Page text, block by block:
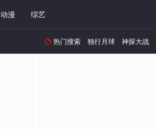
动漫 综艺
 热门搜索 独行月球 神探大战